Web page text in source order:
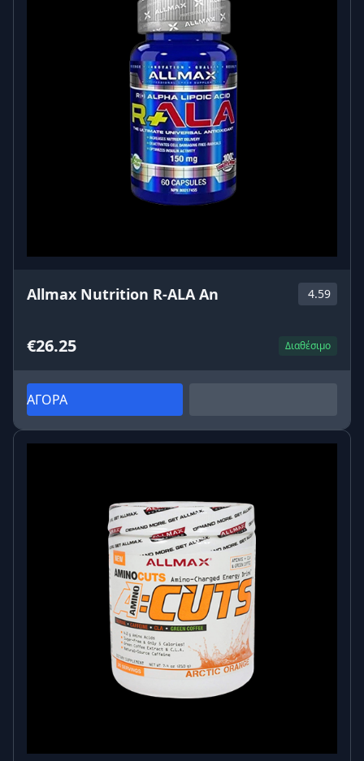
Allmax Nutrition R-ALA An 4.59
€26.25 Διαθέσιμο
ΑΓΟΡΑ